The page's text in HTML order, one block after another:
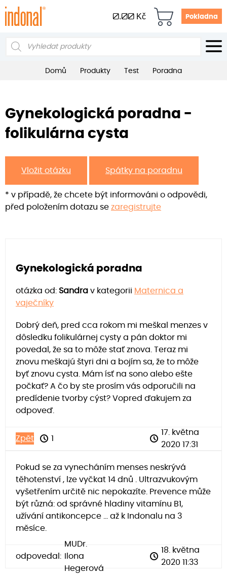
0.00 Kč Pokladna
Products
Domů Produkty Test Poradna
Gynekologická poradna -
folikulárna cysta
Vložit otázku Spátky na poradnu
* v případě, že chcete být informováni o odpovědi,
před položením dotazu se zaregistrujte
Gynekologická poradna
otázka od: Sandra v kategorii Maternica a
vaječníky
Dobrý deň, pred cca rokom mi meškal menzes v
dôsledku folikulárnej cysty a pán doktor mi
povedal, že sa to môže stať znova. Teraz mi
znovu meškajú štyri dni a bojím sa, že to môže
byť znovu cysta. Mám ísť na sono alebo ešte
počkať? A čo by ste prosím vás odporučili na
predídenie tvorby cýst? Vopred ďakujem za
odpoveď.
Zpět 1
17. května
2020 17:31
Pokud se za vynecháním menses neskrývá
těhotenství , lze vyčkat 14 dnů . Ultrazvukovým
vyšetřením určitě nic nepokazíte. Prevence může
být různá: od správné hladiny vitamínu B1,
užívání antikoncepce ... až k Indonalu na 3
měsíce.
odpovedal:
MUDr.
Ilona
Hegerová
18. května
2020 11:33